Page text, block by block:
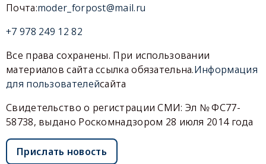
Почта:moder_forpost@mail.ru
+7 978 249 12 82
Все права сохранены. При использовании
материалов сайта ссылка обязательна.Информация
для пользователейсайта
Свидетельство о регистрации СМИ: Эл № ФС77-
58738, выдано Роскомнадзором 28 июля 2014 года
Прислать новость